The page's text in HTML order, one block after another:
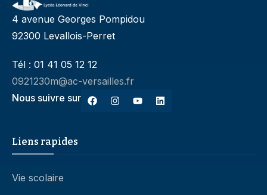
4 avenue Georges Pompidou
92300 Levallois-Perret
Tél : 01 41 05 12 12
0921230m@ac-versailles.fr
Nous suivre sur
Liens rapides
Vie scolaire